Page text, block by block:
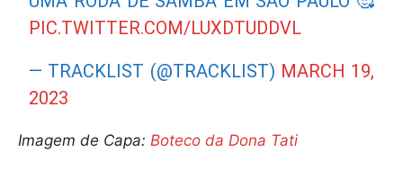
PIC.TWITTER.COM/LUXDTUDDVL
— TRACKLIST (@TRACKLIST) MARCH 19,
2023
Imagem de Capa: Boteco da Dona Tati